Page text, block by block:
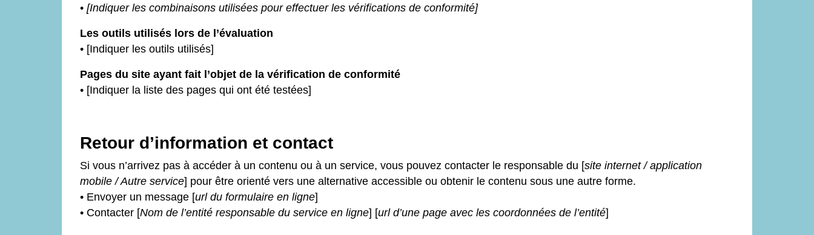
• [Indiquer les combinaisons utilisées pour effectuer les vérifications de conformité]
Les outils utilisés lors de l’évaluation
• [Indiquer les outils utilisés]
Pages du site ayant fait l’objet de la vérification de conformité
• [Indiquer la liste des pages qui ont été testées]
Retour d’information et contact
Si vous n’arrivez pas à accéder à un contenu ou à un service, vous pouvez contacter le responsable du [site internet / application
mobile / Autre service] pour être orienté vers une alternative accessible ou obtenir le contenu sous une autre forme.
• Envoyer un message [url du formulaire en ligne]
• Contacter [Nom de l’entité responsable du service en ligne] [url d’une page avec les coordonnées de l’entité]